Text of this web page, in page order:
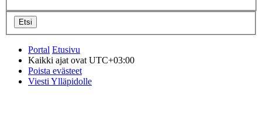
Portal Etusivu
Kaikki ajat ovat UTC+03:00
Poista evästeet
Viesti Ylläpidolle